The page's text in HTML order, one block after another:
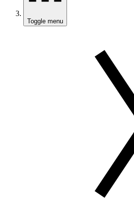
Toggle menu